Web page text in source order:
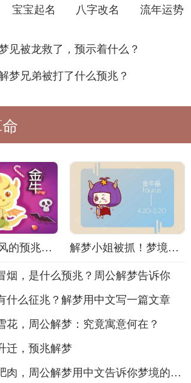
宝宝起名 八字改名 流年运势
见被龙救了，预示着什么？
梦兄弟被打了什么预兆？
家门口刮大风的预兆解梦：风声鹤唳，梦境之谜
解梦小姐被抓！梦境背后隐藏着什么秘密？
烟，是什么预兆？周公解梦告诉你
什么征兆？解梦用中文写一篇文章
花，周公解梦：究竟寓意何在？
迁，预兆解梦
梦到吃出肥肉，周公解梦用中文告诉你梦境的含义